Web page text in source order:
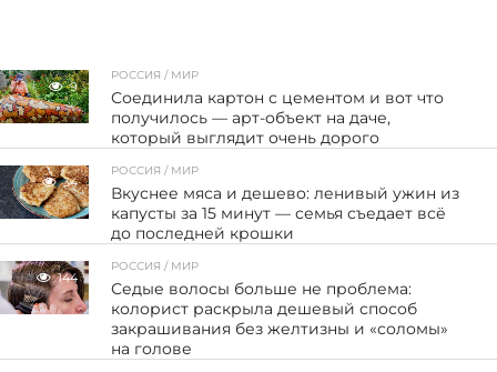
9
РОССИЯ / МИР
Соединила картон с цементом и вот что
получилось — арт-объект на даче,
который выглядит очень дорого
34
РОССИЯ / МИР
Вкуснее мяса и дешево: ленивый ужин из
капусты за 15 минут — семья съедает всё
до последней крошки
144
РОССИЯ / МИР
Седые волосы больше не проблема:
колорист раскрыла дешевый способ
закрашивания без желтизны и «соломы»
на голове